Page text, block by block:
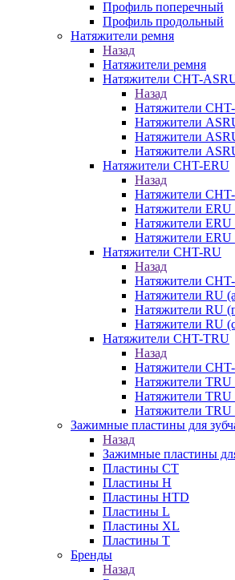
Профиль поперечный
Профиль продольный
Натяжители ремня
Назад
Натяжители ремня
Натяжители CHT-
Назад
Натяжители
Натяжители
Натяжители
Натяжители
Натяжители CHT-ERU
Назад
Натяжители
Натяжители
Натяжители
Натяжители ERU
Натяжители CHT-RU
Назад
Натяжители
Натяжители RU
Натяжители RU
Натяжители RU
Натяжители CHT-TRU
Назад
Натяжители
Натяжители
Натяжители
Натяжители TRU
Зажимные пластины для
Назад
Зажимные пластины
Пластины CT
Пластины H
Пластины HTD
Пластины L
Пластины XL
Пластины T
Бренды
Назад